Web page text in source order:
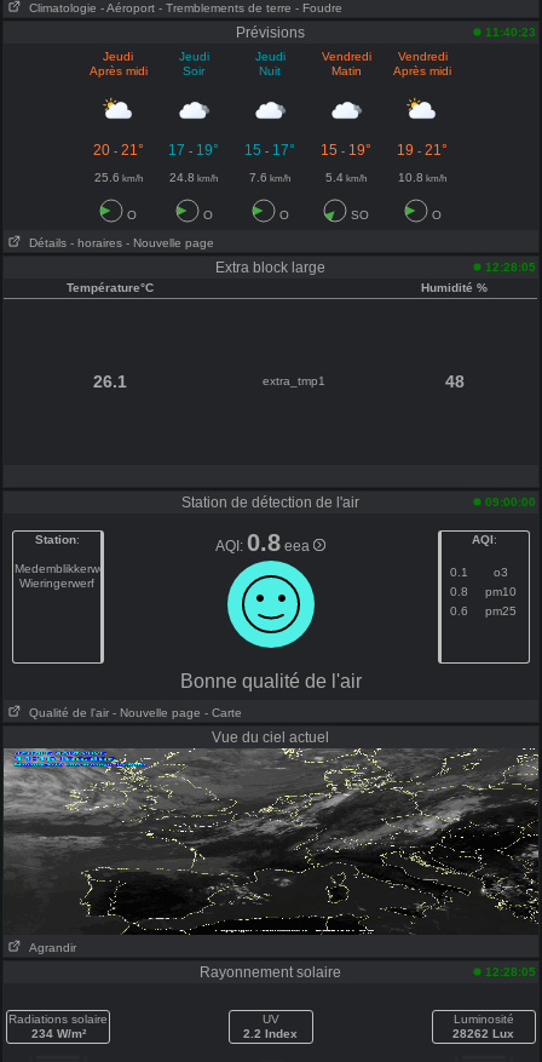
Climatologie - Aéroport - Tremblements de terre - Foudre
Prévisions
11:40:23
Jeudi
Après midi
Jeudi
Soir
Jeudi
Nuit
Vendredi
Matin
Vendredi
Après midi
20- 21° 17 - 19° 15 - 17° 15 - 19° 19 -21°
25.6 km/h 24.8 km/h 7.6 km/h 5.4 km/h 10.8 km/h
O O O SO O
Détails - horaires - Nouvelle page
Extra block large
12:28:05
Température°C
Humidité %
26.1 extra_tmp1 48
Station de détection de l'air 09:00:00
Station:
Medemblikkerweg
Wieringerwerf
AQI:0.8 eea AQI:
0.1
o3
0.8
pm10
0.6
pm25
Bonne qualité de l'air
Qualité de l'air - Nouvelle page - Carte
Vue du ciel actuel
Agrandir
Rayonnement solaire 12:28:05
Radiations solaire
234 W/m²
UV
2.2 Index
Luminosité
28262 Lux